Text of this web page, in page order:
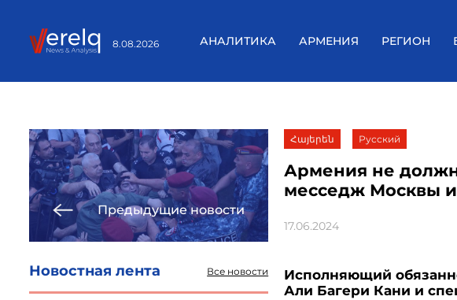
8.08.2026 АНАЛИТИКА АРМЕНИЯ РЕГИОН
Предыдущие новости
Новостная лента Все новости
Հայերեն Русский
Армения не
месседж Москвы
17.06.2024
Исполняющий
Али Багери Кани и